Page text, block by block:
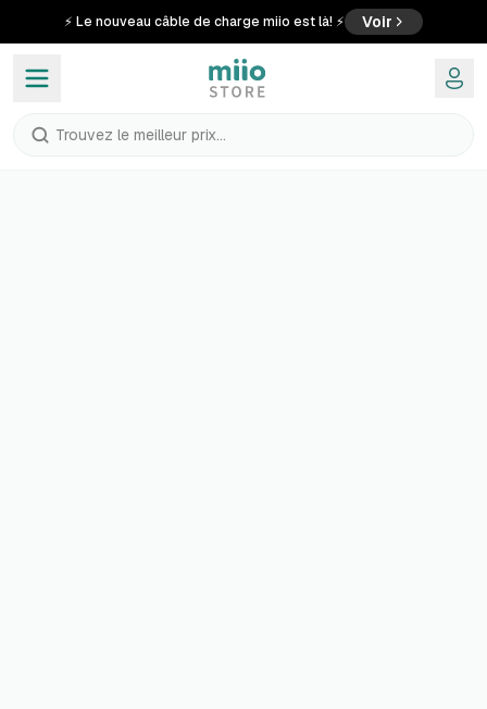
⚡ Le nouveau câble de charge miio est là! ⚡ Voir
Trouvez le meilleur prix...